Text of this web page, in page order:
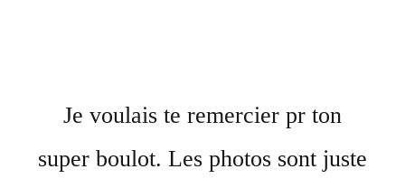
Je voulais te remercier pr ton
super boulot. Les photos sont juste